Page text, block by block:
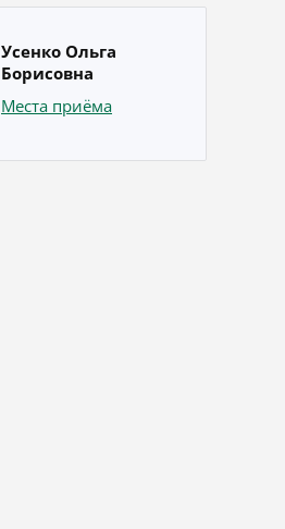
Усенко Ольга
Борисовна
Места приёма